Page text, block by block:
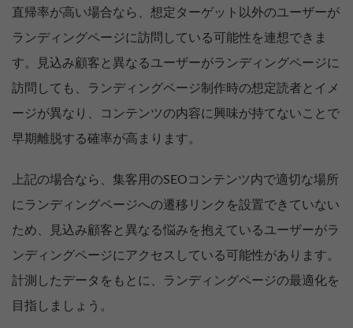
直帰率が高い場合なら、想定ターゲット以外のユーザーが
ランディングページに訪問している可能性を連想できま
す。見込み顧客と異なるユーザーがランディングページに
訪問しても、ランディングページ制作時の想定読者とイメ
ージが異なり、コンテンツの内容に興味が持てないことで
早期離脱する確率が高まります。
上記の場合なら、集客用のSEOコンテンツ内で適切な場所
にランディングページへの遷移リンクを設置できていない
ため、見込み顧客と異なる悩みを抱えているユーザーがラ
ンディングページにアクセスしている可能性があります。
計測したデータをもとに、ランディングページの最適化を
目指しましょう。